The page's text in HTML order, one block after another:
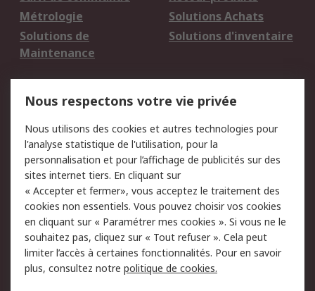
Métrologie
Solutions Achats
Solutions de
Maintenance
Solutions d'inventaire
du site
Politique de protection
des données - Mise à
jour
Sécurité des E-mails
Conditions générales
de vente
Politique anti-
corruption
Campagnes marketing
A propos de RS
Nous respectons votre vie privée
Nous utilisons des cookies et autres technologies pour
l'analyse statistique de l'utilisation, pour la
personnalisation et pour l’affichage de publicités sur des
sites internet tiers. En cliquant sur
« Accepter et fermer», vous acceptez le traitement des
cookies non essentiels. Vous pouvez choisir vos cookies
en cliquant sur « Paramétrer mes cookies ». Si vous ne le
souhaitez pas, cliquez sur « Tout refuser ». Cela peut
limiter l’accès à certaines fonctionnalités. Pour en savoir
plus, consultez notre politique de cookies.